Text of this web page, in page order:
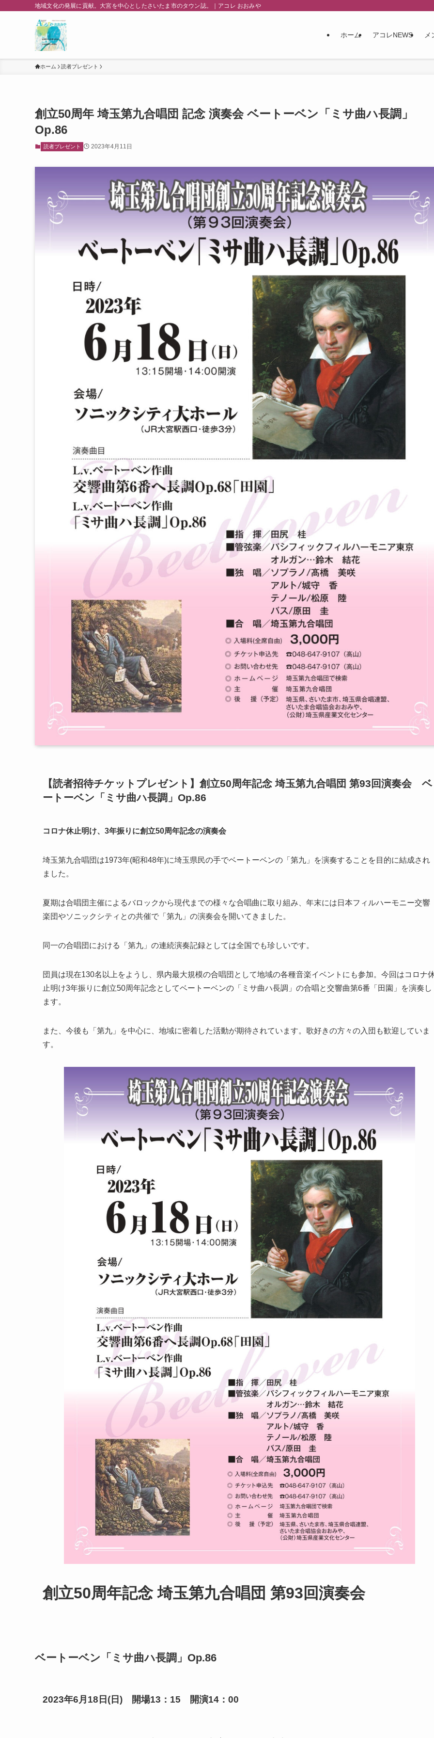
地域文化の発展に貢献。大宮を中心としたさいたま市のタウン誌。｜アコレ おおみや
ホーム アコレNEWS
ホーム 読者プレゼント
創立50周年 埼玉第九合唱団 記念 演奏会 ベートーベン「ミサ曲ハ長調」
Op.86
読者プレゼント 2023年4月11日
【読者招待チケットプレゼント】創立50周年記念 埼玉第九合唱団 第93回演奏会 ベ
ートーベン「ミサ曲ハ長調」Op.86
コロナ休止明け、3年振りに創立50周年記念の演奏会
埼玉第九合唱団は1973年(昭和48年)に埼玉県民の手でベートーベンの「第九」を演奏することを目的に結成され
ました。
夏期は合唱団主催によるバロックから現代までの様々な合唱曲に取り組み、年末には日本フィルハーモニー交響
楽団やソニックシティとの共催で「第九」の演奏会を開いてきました。
同一の合唱団における「第九」の連続演奏記録としては全国でも珍しいです。
団員は現在130名以上をようし、県内最大規模の合唱団として地域の各種音楽イベントにも参加。今回はコロナ
止明け3年振りに創立50周年記念としてベートーベンの「ミサ曲ハ長調」の合唱と交響曲第6番「田園」を演奏し
ます。
また、今後も「第九」を中心に、地域に密着した活動が期待されています。歌好きの方々の入団も歓迎していま
す。
創立50周年記念 埼玉第九合唱団 第93回演奏会
ベートーベン「ミサ曲ハ長調」Op.86
2023年6月18日(日) 開場13：15 開演14：00